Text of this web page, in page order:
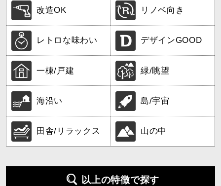
改造OK リノベ向き
レトロな味わい デザインGOOD
一棟/戸建 緑/眺望
海沿い 島/宇宙
田舎/リラックス 山の中
以上の特徴で探す